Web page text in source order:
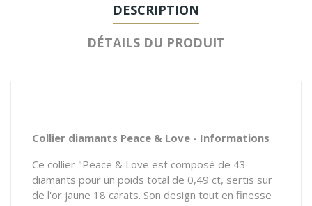
DESCRIPTION
DÉTAILS DU PRODUIT
Collier diamants Peace & Love - Informations
Ce collier "Peace & Love est composé de 43
diamants pour un poids total de 0,49 ct, sertis sur
de l'or jaune 18 carats. Son design tout en finesse